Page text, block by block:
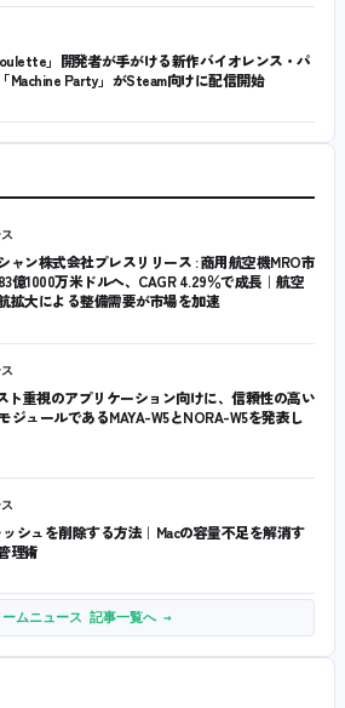
」開発者が手がける新作バイオレンス・パ
Machine Party」がSteam向けに配信開始
ャン株式会社プレスリリース : 商用航空機MRO市
億1000万米ドルへ、CAGR 4.29％で成長｜航空
拡大による整備需要が市場を加速
ト重視のアプリケーション向けに、信頼性の高い
ジュールであるMAYA-W5とNORA-W5を発表し
シュを削除する方法｜Macの容量不足を解消す
理術
ームニュース 記事一覧へ →